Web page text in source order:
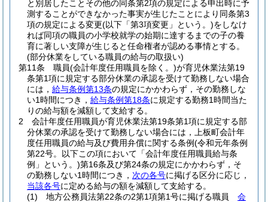
と別居したことその他の同条第2項の規定による申出時に予
測することができなかった事実が生じたことにより同条第3
項の規定による変更(以下「第3項変更」という。)をしなけ
れば同項の職員の小学校就学の始期に達するまでの子の養
育に著しい支障が生じると任命権者が認める事情とする。
(部分休業をしている職員の給与の取扱い)
第11条
職員(会計年度任用職員を除く。)が育児休業法第19
条第1項に規定する部分休業の承認を受けて勤務しない場合
には， 給与条例第13条の規定にかかわらず，その勤務しな
い1時間につき， 給与条例第18条に規定する勤務1時間当た
りの給与額を減額して支給する。
2
会計年度任用職員が育児休業法第19条第1項に規定する部
分休業の承認を受けて勤務しない場合には，上板町会計年
度任用職員の給与及び費用弁償に関する条例(令和元年条例
第22号。以下この項において「会計年度任用職員給与条
例」という。)第16条及び第24条の規定にかかわらず，そ
の勤務しない1時間につき， 次の各号に掲げる区分に応じ，
当該各号に定める給与の額を減額して支給する。
(1)
地方公務員法第22条の2第1項第1号に掲げる職員 会